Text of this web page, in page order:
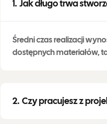
Jak długo trwa
Średni czas realizacji
dostępnych materiałów,
Czy pracujesz z